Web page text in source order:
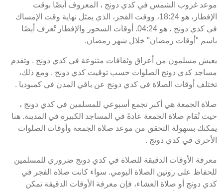
موعد غروب الشمس في كدي دونج ، المعروف أيضًا بوقت
الإفطار، هو 18:24، ووقت الفجر، الذي يمثل نهاية وقت الإمساك
في كدي دونج ، هو 04:24. أوقات السحور والإفطار تُعرف أيضًا
باسم "أوقات رمضان" خلال شهر رمضان.
يعيش مسلمون من أعراق وثقافات متنوعة في كدي دونج . وتقدم
مساجد كدي دونج الصلوات حسب توقيت كدي دونج . ومع ذلك،
تختلف أوقات الصلاة في كدي دونج عن باقي المدن في كمبوديا .
صلاة الجمعة هي أكبر تجمع أسبوعي للمسلمين في كدي دونج ،
حيث تُقام صلاة الجمعة عادةً في المساجد الكبيرة في المدينة. هنا
يمكنك بسهولة التحقق من موعد صلاة الجمعة وأوقات الصلوات
الأخرى في كدي دونج .
معرفة الأوقات الدقيقة للصلاة في كدي دونج ضروري للمسلمين
للحفاظ على روتين الصلاة اليومي. سواء كانت صلاة الفجر في
كدي دونج أو صلاة العشاء، فإن معرفة الأوقات الدقيقة تمكن